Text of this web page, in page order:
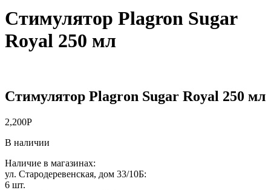
Стимулятор Plagron Sugar
Royal 250 мл
Стимулятор Plagron Sugar Royal 250 мл
2,200Р
В наличии
Наличие в магазинах:
ул. Стародеревенская, дом 33/10Б:
6 шт.